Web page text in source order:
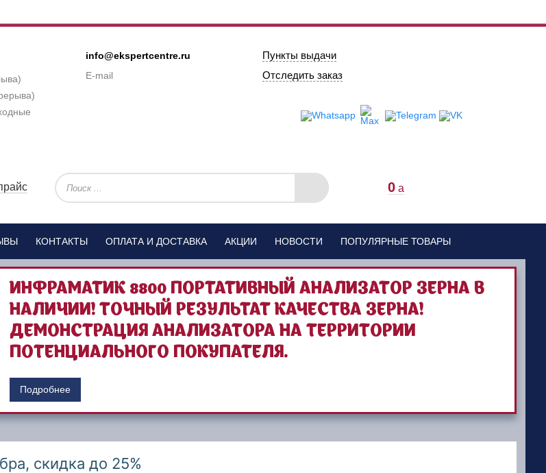
info@ekspertcentre.ru
E-mail
Пункты выдачи
Отследить заказ
0 a
КОНТАКТЫ ОПЛАТА И ДОСТАВКА АКЦИИ НОВОСТИ ПОПУЛЯРНЫЕ ТОВАРЫ
ИНФРАМАТИК 8800 ПОРТАТИВНЫЙ АНАЛИЗАТОР ЗЕРНА В
НАЛИЧИИ! ТОЧНЫЙ РЕЗУЛЬТАТ КАЧЕСТВА ЗЕРНА!
ДЕМОНСТРАЦИЯ АНАЛИЗАТОРА НА ТЕРРИТОРИИ
ПОТЕНЦИАЛЬНОГО ПОКУПАТЕЛЯ.
Подробнее
скидка до 25%